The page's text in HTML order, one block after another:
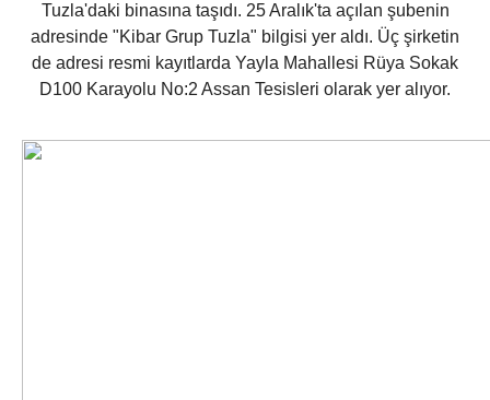
Tuzla'daki binasına taşıdı. 25 Aralık'ta açılan şubenin
adresinde "Kibar Grup Tuzla" bilgisi yer aldı. Üç şirketin
de adresi resmi kayıtlarda Yayla Mahallesi Rüya Sokak
D100 Karayolu No:2 Assan Tesisleri olarak yer alıyor.